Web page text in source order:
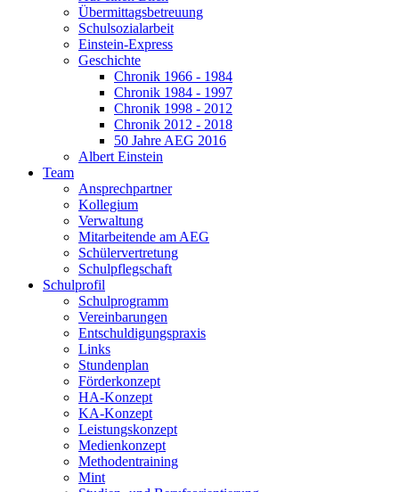
Übermittagsbetreuung
Schulsozialarbeit
Einstein-Express
Geschichte
Chronik 1966 - 1984
Chronik 1984 - 1997
Chronik 1998 - 2012
Chronik 2012 - 2018
50 Jahre AEG 2016
Albert Einstein
Team
Ansprechpartner
Kollegium
Verwaltung
Mitarbeitende am AEG
Schülervertretung
Schulpflegschaft
Schulprofil
Schulprogramm
Vereinbarungen
Entschuldigungspraxis
Links
Stundenplan
Förderkonzept
HA-Konzept
KA-Konzept
Leistungskonzept
Medienkonzept
Methodentraining
Mint